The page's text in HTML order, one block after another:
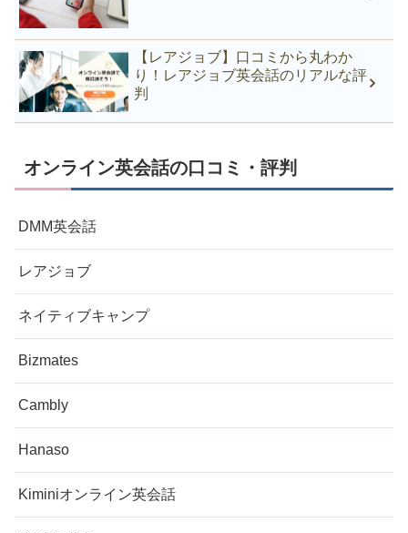
【レアジョブ】口コミから丸わか
り！レアジョブ英会話のリアルな評
判
オンライン英会話の口コミ・評判
DMM英会話
レアジョブ
ネイティブキャンプ
Bizmates
Cambly
Hanaso
Kiminiオンライン英会話